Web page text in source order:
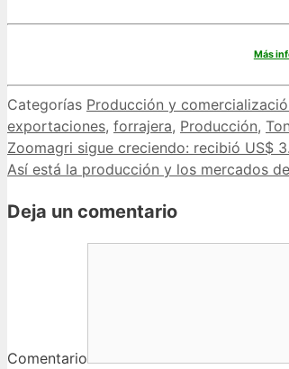
Más
Categorías Producción y
exportaciones, forrajera, Producción,
Zoomagri sigue creciendo: recibió US$
Así está la producción y los mercados
Deja un comentario
Comentario